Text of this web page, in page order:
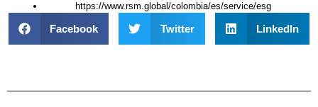
https://www.rsm.global/colombia/es/service/esg
Facebook Twitter LinkedIn